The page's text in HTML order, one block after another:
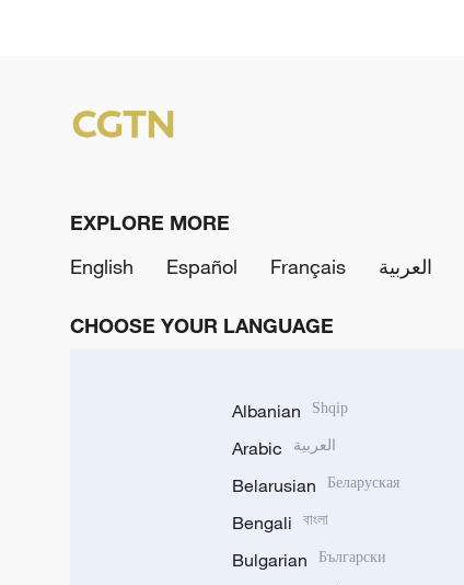
EXPLORE MORE
English
Español Français العربية
CHOOSE YOUR LANGUAGE
Albanian Shqip
Arabic العربية
Belarusian Беларуская
Bengali বাংলা
Bulgarian Български